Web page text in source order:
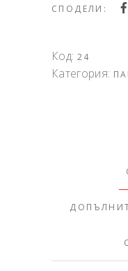
СПОДЕЛИ:
Код: 24
Категория: